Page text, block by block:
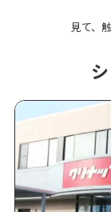
見て、